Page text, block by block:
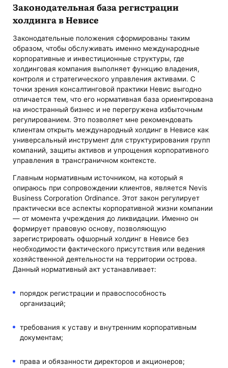
Законодательная база регистрации
холдинга в Невисе
Законодательные положения сформированы таким
образом, чтобы обслуживать именно международные
корпоративные и инвестиционные структуры, где
холдинговая компания выполняет функцию владения,
контроля и стратегического управления активами. С
точки зрения консалтинговой практики Невис выгодно
отличается тем, что его нормативная база ориентирована
на иностранный бизнес и не перегружена избыточным
регулированием. Это позволяет мне рекомендовать
клиентам открыть международный холдинг в Невисе как
универсальный инструмент для структурирования групп
компаний, защиты активов и упрощения корпоративного
управления в трансграничном контексте.
Главным нормативным источником, на который я
опираюсь при сопровождении клиентов, является Nevis
Business Corporation Ordinance. Этот закон регулирует
практически все аспекты корпоративной жизни компании
— от момента учреждения до ликвидации. Именно он
формирует правовую основу, позволяющую
зарегистрировать офшорный холдинг в Невисе без
необходимости фактического присутствия или ведения
хозяйственной деятельности на территории острова.
Данный нормативный акт устанавливает:
порядок регистрации и правоспособность
организаций;
требования к уставу и внутренним корпоративным
документам;
права и обязанности директоров и акционеров;